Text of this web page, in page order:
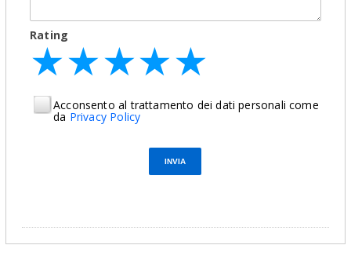
Rating
★
★★
★★★
★★★★
★★★★★
Acconsento al trattamento dei dati personali come
da Privacy Policy